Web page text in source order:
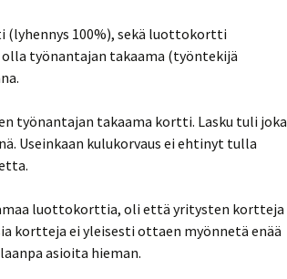
(lyhennys 100%), sekä luottokortti
työnantajan takaama (työntekijä
työnantajan takaama kortti. Lasku tuli joka
Useinkaan kulukorvaus ei ehtinyt tulla
luottokorttia, oli että yritysten kortteja
kortteja ei yleisesti ottaen myönnetä enää
asioita hieman.